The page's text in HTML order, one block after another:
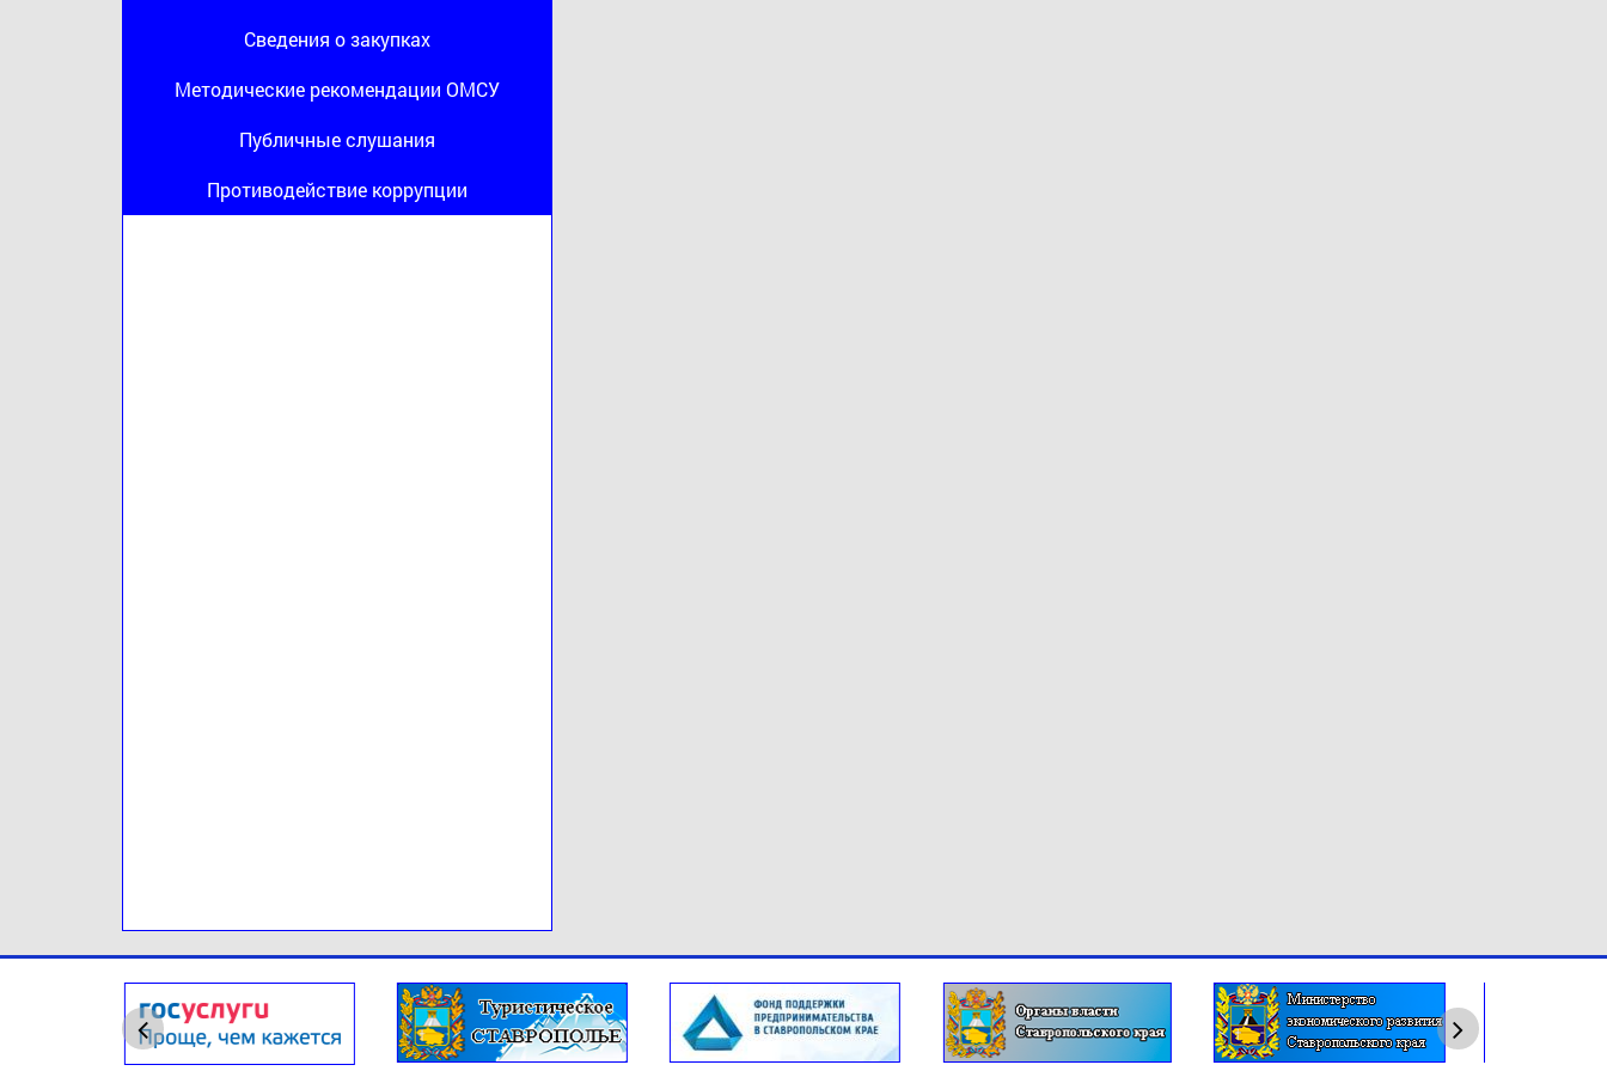
Сведения о закупках
Методические рекомендации ОМСУ
Публичные слушания
Противодействие коррупции